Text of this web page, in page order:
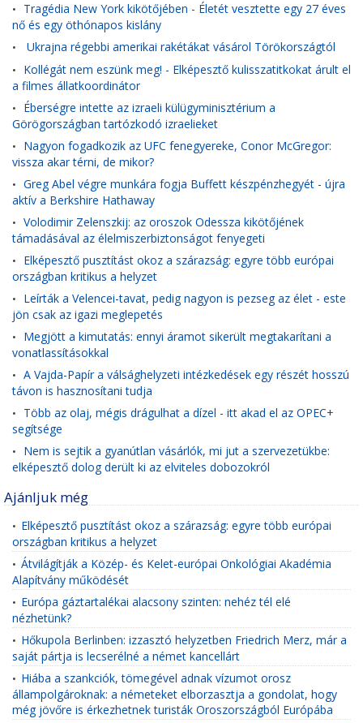
• Tragédia New York kikötőjében - Életét vesztette egy 27 éves
nő és egy öthónapos kislány
•
Ukrajna régebbi amerikai rakétákat vásárol Törökországtól
• Kollégát nem eszünk meg! - Elképesztő kulisszatitkokat árult el
a filmes állatkoordinátor
• Éberségre intette az izraeli külügyminisztérium a
Görögországban tartózkodó izraelieket
• Nagyon fogadkozik az UFC fenegyereke, Conor McGregor:
vissza akar térni, de mikor?
• Greg Abel végre munkára fogja Buffett készpénzhegyét - újra
aktív a Berkshire Hathaway
• Volodimir Zelenszkij: az oroszok Odessza kikötőjének
támadásával az élelmiszerbiztonságot fenyegeti
• Elképesztő pusztítást okoz a szárazság: egyre több európai
országban kritikus a helyzet
• Leírták a Velencei-tavat, pedig nagyon is pezseg az élet - este
jön csak az igazi meglepetés
• Megjött a kimutatás: ennyi áramot sikerült megtakarítani a
vonatlassításokkal
• A Vajda-Papír a válsághelyzeti intézkedések egy részét hosszú
távon is hasznosítani tudja
• Több az olaj, mégis drágulhat a dízel - itt akad el az OPEC+
segítsége
• Nem is sejtik a gyanútlan vásárlók, mi jut a szervezetükbe:
elképesztő dolog derült ki az elviteles dobozokról
Ajánljuk még
• Elképesztő pusztítást okoz a szárazság: egyre több európai
országban kritikus a helyzet
• Átvilágítják a Közép- és Kelet-európai Onkológiai Akadémia
Alapítvány működését
• Európa gáztartalékai alacsony szinten: nehéz tél elé
nézhetünk?
• Hőkupola Berlinben: izzasztó helyzetben Friedrich Merz, már a
saját pártja is lecserélné a német kancellárt
• Hiába a szankciók, tömegével adnak vízumot orosz
állampolgároknak: a németeket elborzasztja a gondolat, hogy
még jövőre is érkezhetnek turisták Oroszországból Európába